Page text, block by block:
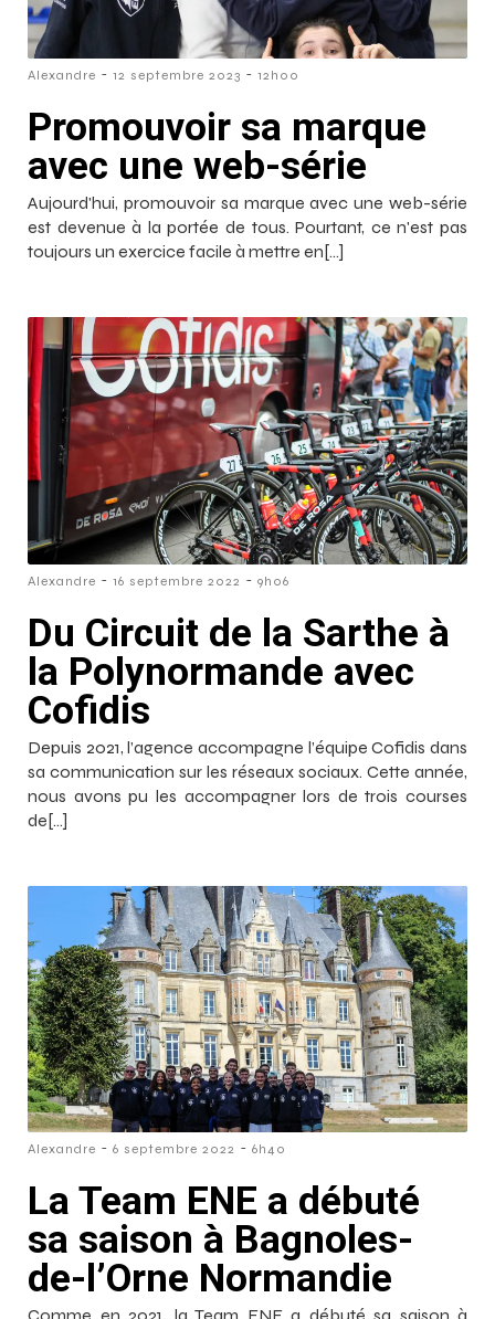
Alexandre - 12 septembre 2023 - 12h00
Promouvoir sa marque
avec une web-série
Aujourd'hui, promouvoir sa marque avec une web-série
est devenue à la portée de tous. Pourtant, ce n'est pas
toujours un exercice facile à mettre en[…]
Alexandre - 16 septembre 2022 - 9h06
Du Circuit de la Sarthe à
la Polynormande avec
Cofidis
Depuis 2021, l’agence accompagne l’équipe Cofidis dans
sa communication sur les réseaux sociaux. Cette année,
nous avons pu les accompagner lors de trois courses
de[…]
Alexandre - 6 septembre 2022 - 6h40
La Team ENE a débuté
sa saison à Bagnoles-
de-l’Orne Normandie